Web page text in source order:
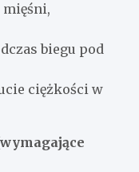
biegu pod
ciężkości w